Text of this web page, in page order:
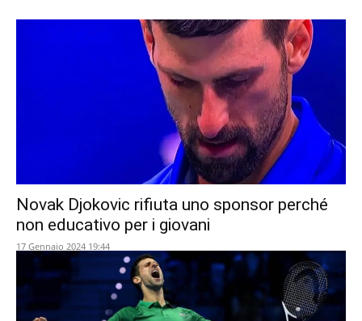
Novak Djokovic rifiuta uno sponsor perché
non educativo per i giovani
17 Gennaio 2024 19:44